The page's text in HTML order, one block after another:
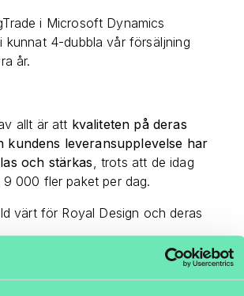
i Microsoft Dynamics
kunnat 4-dubbla vår försäljning
år.
allt är att kvaliteten på deras
kundens leveransupplevelse har
och stärkas , trots att de idag
9 000 fler paket per dag.
värt för Royal Design och deras
kundservice